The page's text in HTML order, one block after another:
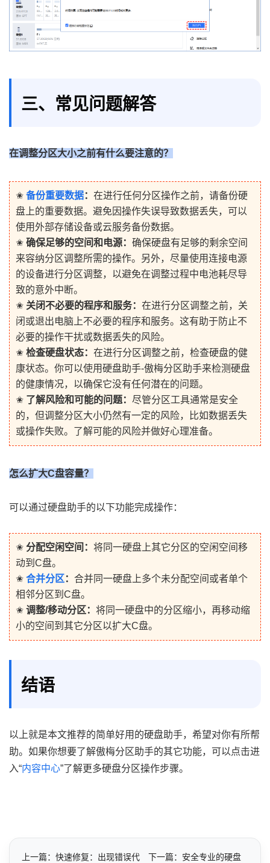
三、常见问题解答
在调整分区大小之前有什么要注意的？
✬ 备份重要数据： 在进行任何分区操作之前，请备份硬
盘上的重要数据。避免因操作失误导致数据丢失，可以
使用外部存储设备或云服务备份数据。
✬ 确保足够的空间和电源： 确保硬盘有足够的剩余空间
来容纳分区调整所需的操作。另外，尽量使用连接电源
的设备进行分区调整，以避免在调整过程中电池耗尽导
致的意外中断。
✬ 关闭不必要的程序和服务： 在进行分区调整之前，关
闭或退出电脑上不必要的程序和服务。这有助于防止不
必要的操作干扰或数据丢失的风险。
✬ 检查硬盘状态： 在进行分区调整之前，检查硬盘的健
康状态。你可以使用硬盘助手-傲梅分区助手来检测硬盘
的健康情况，以确保它没有任何潜在的问题。
✬ 了解风险和可能的问题： 尽管分区工具通常是安全
的，但调整分区大小仍然有一定的风险，比如数据丢失
或操作失败。了解可能的风险并做好心理准备。
怎么扩大C盘容量？
可以通过硬盘助手的以下功能完成操作：
✬ 分配空闲空间： 将同一硬盘上其它分区的空闲空间移
动到C盘。
✬ 合并分区 ： 合并同一硬盘上多个未分配空间或者单个
相邻分区到C盘。
✬ 调整/移动分区： 将同一硬盘中的分区缩小，再移动缩
小的空间到其它分区以扩大C盘。
结语
以上就是本文推荐的简单好用的硬盘助手，希望对你有所帮
助。如果你想要了解傲梅分区助手的其它功能，可以点击进
入“内容中心”了解更多硬盘分区操作步骤。
上一篇：快速修复：出现错误代
下一篇：安全专业的硬盘